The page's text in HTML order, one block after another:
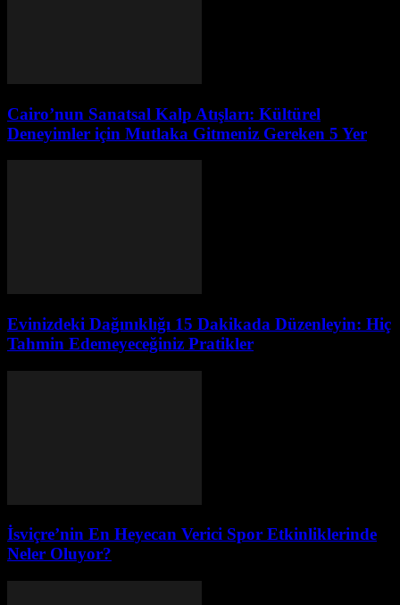
Cairo’nun Sanatsal Kalp Atışları: Kültürel
Deneyimler için Mutlaka Gitmeniz Gereken 5 Yer
Evinizdeki Dağınıklığı 15 Dakikada Düzenleyin: Hiç
Tahmin Edemeyeceğiniz Pratikler
İsviçre’nin En Heyecan Verici Spor Etkinliklerinde
Neler Oluyor?